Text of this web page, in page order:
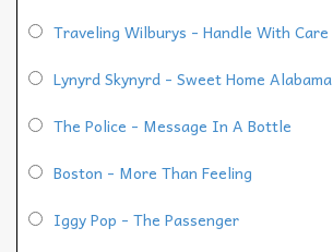
Traveling Wilburys - Handle With Care
Lynyrd Skynyrd - Sweet Home Alabama
The Police - Message In A Bottle
Boston - More Than Feeling
Iggy Pop - The Passenger